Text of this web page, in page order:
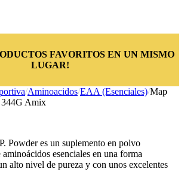
FAVORITOS EN UN MISMO
LUGAR!
/Aminoacidos/EAA (Esenciales)/Map
344G Amix
Powder es un suplemento en polvo
aminoácidos esenciales en una forma
alto nivel de pureza y con unos excelentes